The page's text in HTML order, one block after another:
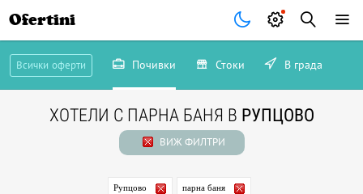
Ofertini
Всички оферти Почивки Стоки В града
ХОТЕЛИ С ПАРНА БАНЯ В РУПЦОВО
ВИЖ ФИЛТРИ
Рупцово парна баня